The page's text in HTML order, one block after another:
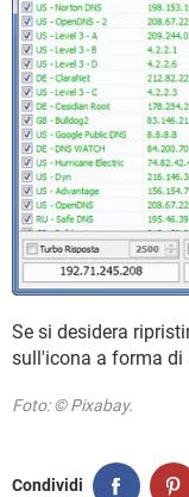
Se si desidera
sull'icona a forma di
Foto: © Pixabay.
Condividi